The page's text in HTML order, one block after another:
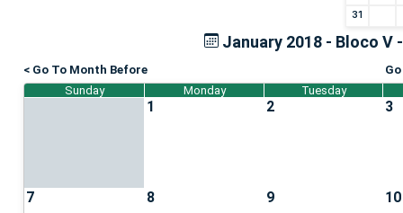
31
January 2018 - Bloco V
< Go To Month Before
Sunday
Monday Tuesday
1 2 3
7 8 9 10